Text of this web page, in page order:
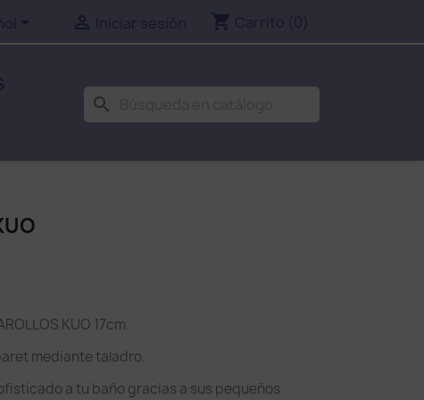
search
KUO 17cm.
mediante taladro.
a tu baño gracias a sus pequeños